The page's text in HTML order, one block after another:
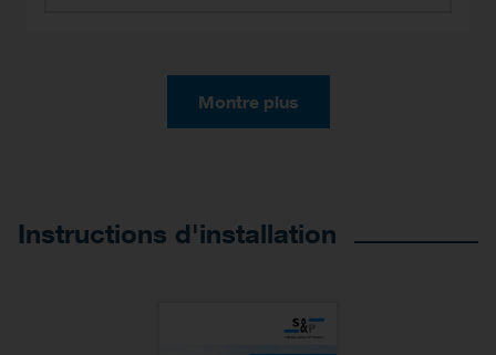
Montre plus
Instructions d'installation